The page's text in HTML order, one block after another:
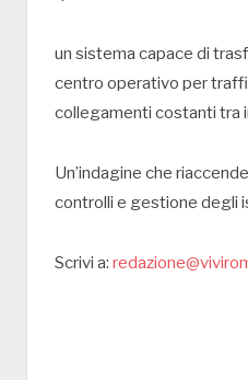
un sistema capace di
centro operativo per
collegamenti costanti tra
Un’indagine che
controlli e gestione degli
Scrivi a: